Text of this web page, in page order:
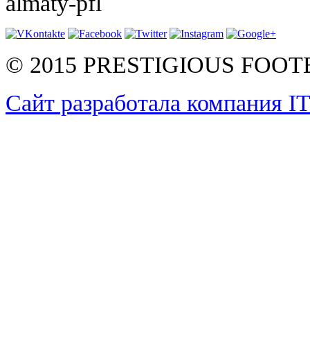
© 2015 PRESTIGIOUS
Сайт разработала компания